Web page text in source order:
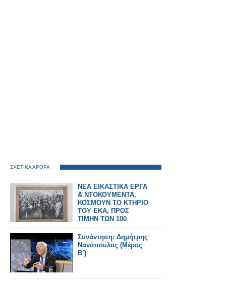
ΣΧΕΤΙΚΑ ΑΡΘΡΑ
ΝΕΑ ΕΙΚΑΣΤΙΚΑ ΕΡΓΑ
& ΝΤΟΚΟΥΜΕΝΤΑ,
ΚΟΣΜΟΥΝ ΤΟ ΚΤΗΡΙΟ
ΤΟΥ ΕΚΑ, ΠΡΟΣ
ΤΙΜΗΝ ΤΩΝ 100
ΧΡΟΝΩΝ ΑΠΟ ΤΗΝ
ΑΙΜΑΤΟΒΑΜΕΝΗ
ΑΠΕΡΓΙΑ ΤΩΝ
ΚΑΠΝΕΡΓΑΤΩΝ (1926)
ΤΗΣ ΠΟΛΗΣ ΜΑΣ
Συνάντηση: Δημήτρης
Νανόπουλος (Μέρος
Β΄)